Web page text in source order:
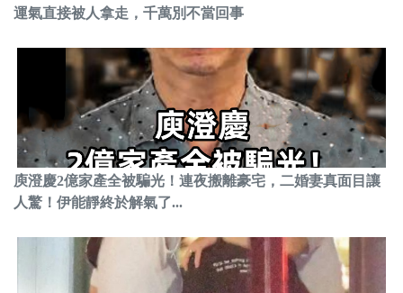
運氣直接被人拿走，千萬別不當回事
庾澄慶2億家產全被騙光！連夜搬離豪宅，二婚妻真面目讓
人驚！伊能靜終於解氣了...